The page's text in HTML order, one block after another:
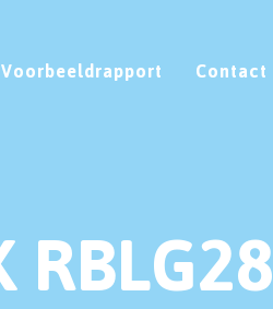
Voorbeeldrapport Contact
RBLG28